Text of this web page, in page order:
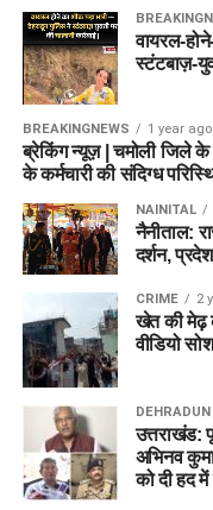
वायरल-
स्टंटबाज़-
BREAKINGNEWS 1 year ago
ब्रेकिंग न्यूज़ | चमोली जिले के
के कर्मचारी की संदिग्ध
NAINITAL
नैनीताल:
दर्शन,
CRIME 2
खेत की मेढ़
वीडियो
DEHRADUN
उत्तराखंड:
अभिनव
को दी हद